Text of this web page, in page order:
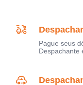
Pague seus
Despachante